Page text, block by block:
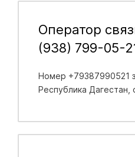
Оператор
(938) 799-05-
Номер +79387990521
Республика Дагестан